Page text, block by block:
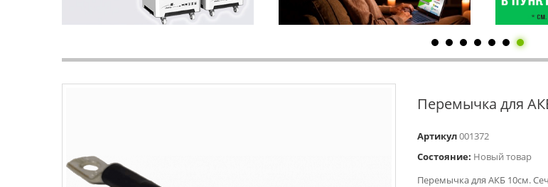
Перемычка для
Артикул001372
Состояние: Новый товар
Перемычка для АКБ 10см.